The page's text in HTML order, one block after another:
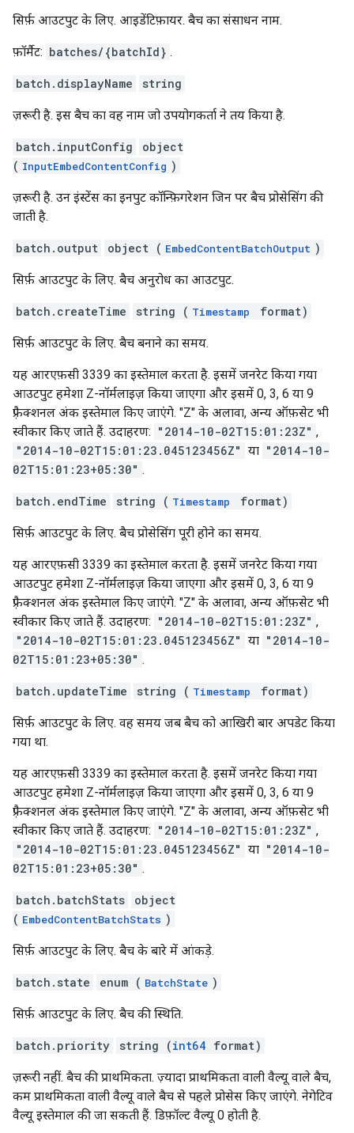
सिर्फ़ आउटपुट के लिए. आइडेंटिफ़ायर. बैच का संसाधन नाम.
फ़ॉर्मैट: batches/{batchId} .
batch.displayName string
ज़रूरी है. इस बैच का वह नाम जो उपयोगकर्ता ने तय किया है.
batch.inputConfig
object
( InputEmbedContentConfig )
ज़रूरी है. उन इंस्टेंस का इनपुट कॉन्फ़िगरेशन जिन पर बैच प्रोसेसिंग की
जाती है.
batch.output object ( EmbedContentBatchOutput )
सिर्फ़ आउटपुट के लिए. बैच अनुरोध का आउटपुट.
batch.createTime string ( Timestamp format)
सिर्फ़ आउटपुट के लिए. बैच बनाने का समय.
यह आरएफ़सी 3339 का इस्तेमाल करता है. इसमें जनरेट किया गया
आउटपुट हमेशा Z-नॉर्मलाइज़ किया जाएगा और इसमें 0, 3, 6 या 9
फ़्रैक्शनल अंक इस्तेमाल किए जाएंगे. "Z" के अलावा, अन्य ऑफ़सेट भी
स्वीकार किए जाते हैं. उदाहरण: "2014-10-02T15:01:23Z" ,
"2014-10-02T15:01:23.045123456Z" या "2014-10-
02T15:01:23+05:30" .
batch.endTime string ( Timestamp format)
सिर्फ़ आउटपुट के लिए. बैच प्रोसेसिंग पूरी होने का समय.
यह आरएफ़सी 3339 का इस्तेमाल करता है. इसमें जनरेट किया गया
आउटपुट हमेशा Z-नॉर्मलाइज़ किया जाएगा और इसमें 0, 3, 6 या 9
फ़्रैक्शनल अंक इस्तेमाल किए जाएंगे. "Z" के अलावा, अन्य ऑफ़सेट भी
स्वीकार किए जाते हैं. उदाहरण: "2014-10-02T15:01:23Z" ,
"2014-10-02T15:01:23.045123456Z" या "2014-10-
02T15:01:23+05:30" .
batch.updateTime string ( Timestamp format)
सिर्फ़ आउटपुट के लिए. वह समय जब बैच को आखिरी बार अपडेट किया
गया था.
यह आरएफ़सी 3339 का इस्तेमाल करता है. इसमें जनरेट किया गया
आउटपुट हमेशा Z-नॉर्मलाइज़ किया जाएगा और इसमें 0, 3, 6 या 9
फ़्रैक्शनल अंक इस्तेमाल किए जाएंगे. "Z" के अलावा, अन्य ऑफ़सेट भी
स्वीकार किए जाते हैं. उदाहरण: "2014-10-02T15:01:23Z" ,
"2014-10-02T15:01:23.045123456Z" या "2014-10-
02T15:01:23+05:30" .
batch.batchStats
object
( EmbedContentBatchStats )
सिर्फ़ आउटपुट के लिए. बैच के बारे में आंकड़े.
batch.state enum ( BatchState )
सिर्फ़ आउटपुट के लिए. बैच की स्थिति.
batch.priority string (int64 format)
ज़रूरी नहीं. बैच की प्राथमिकता. ज़्यादा प्राथमिकता वाली वैल्यू वाले बैच,
कम प्राथमिकता वाली वैल्यू वाले बैच से पहले प्रोसेस किए जाएंगे. नेगेटिव
वैल्यू इस्तेमाल की जा सकती हैं. डिफ़ॉल्ट वैल्यू 0 होती है.